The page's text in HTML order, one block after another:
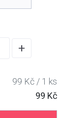
+
99 Kč / 1 ks
99 Kč